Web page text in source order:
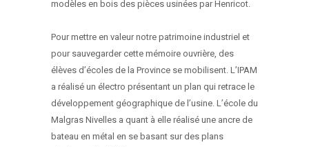
modèles en bois des pièces usinées par Henricot.
Pour mettre en valeur notre patrimoine industriel et
pour sauvegarder cette mémoire ouvrière, des
élèves d’écoles de la Province se mobilisent. L’IPAM
a réalisé un électro présentant un plan qui retrace le
développement géographique de l’usine. L’école du
Malgras Nivelles a quant à elle réalisé une ancre de
bateau en métal en se basant sur des plans